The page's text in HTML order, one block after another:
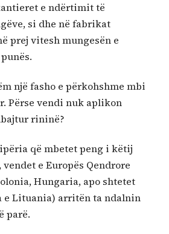
e ndërtimit të
si dhe në fabrikat
prej vitesh mungesën e
një fasho e përkohshme mbi
Përse vendi nuk aplikon
rininë?
që mbetet peng i këtij
e Europës Qendrore
Hungaria, apo shtetet
e Lituania) arritën ta ndalnin
parë.